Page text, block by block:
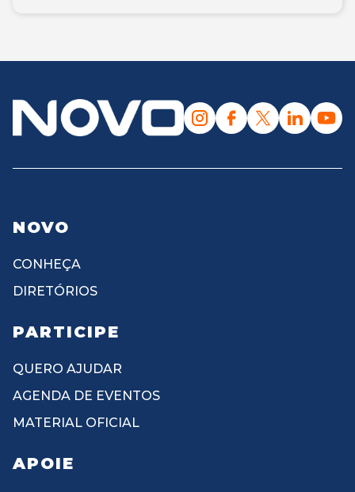
NOVO
CONHEÇA
DIRETÓRIOS
PARTICIPE
QUERO AJUDAR
AGENDA DE EVENTOS
MATERIAL OFICIAL
APOIE